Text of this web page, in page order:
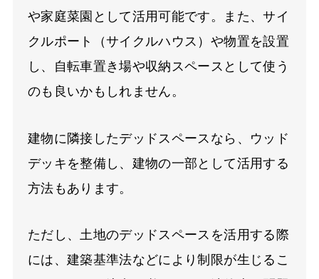
や家庭菜園として活用可能です。また、サイ
クルポート（サイクルハウス）や物置を設置
し、自転車置き場や収納スペースとして使う
のも良いかもしれません。
建物に隣接したデッドスペースなら、ウッド
デッキを整備し、建物の一部として活用する
方法もあります。
ただし、土地のデッドスペースを活用する際
には、建築基準法などにより制限が生じるこ